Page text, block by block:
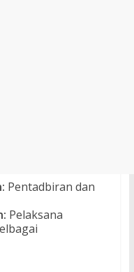
Pentadbiran dan
Pelaksana